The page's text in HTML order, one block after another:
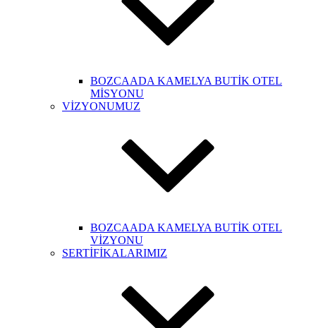
BOZCAADA KAMELYA BUTİK OTEL
MİSYONU
VİZYONUMUZ
BOZCAADA KAMELYA BUTİK OTEL
VİZYONU
SERTİFİKALARIMIZ